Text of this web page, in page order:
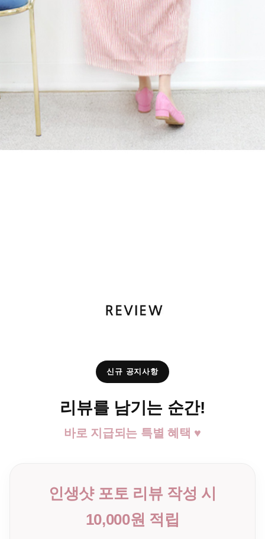
신규 공지사항
리뷰를 남기는 순간!
바로 지급되는 특별 혜택 ♥
인생샷 포토 리뷰 작성 시
10,000원 적립